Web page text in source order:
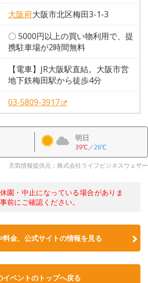
大阪府大阪市北区梅田3-1-3
〇 5000円以上の買い物利用で、提
携駐車場が2時間無料
【電車】JR大阪駅直結。大阪市営
地下鉄梅田駅から徒歩4分
03-5809-3917
明日
39℃／26℃
天気情報提供元：株式会社ライフビジネスウェザー
園・中止になっている場合がありま
前にご確認ください。
料金、公式サイトの情報を見る
イベントのトップへ戻る